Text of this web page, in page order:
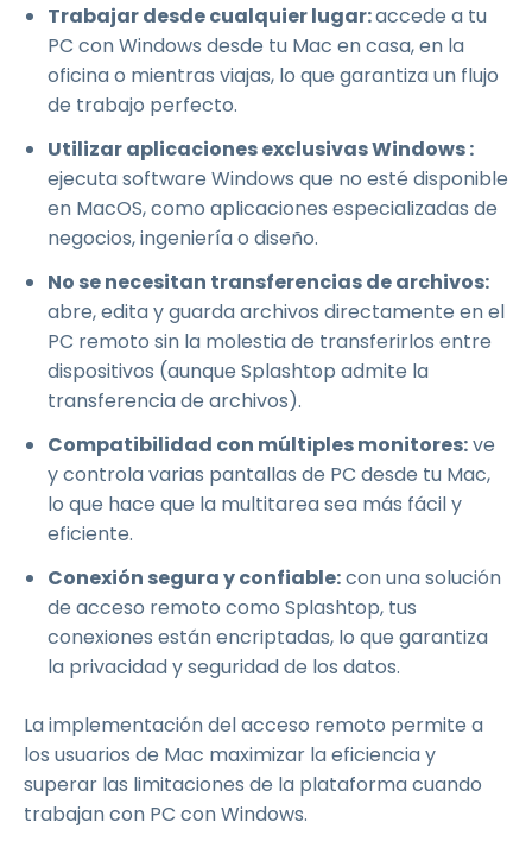
Trabajar desde cualquier lugar:accede a tu
PC con Windows desde tu Mac en casa, en la
oficina o mientras viajas, lo que garantiza un flujo
de trabajo perfecto.
Utilizar aplicaciones exclusivas Windows :
ejecuta software Windows que no esté disponible
en MacOS, como aplicaciones especializadas de
negocios, ingeniería o diseño.
No se necesitan transferencias de archivos:
abre, edita y guarda archivos directamente en el
PC remoto sin la molestia de transferirlos entre
dispositivos (aunque Splashtop admite la
transferencia de archivos).
Compatibilidad con múltiples monitores:ve
y controla varias pantallas de PC desde tu Mac,
lo que hace que la multitarea sea más fácil y
eficiente.
Conexión segura y confiable:con una solución
de acceso remoto como Splashtop, tus
conexiones están encriptadas, lo que garantiza
la privacidad y seguridad de los datos.
La implementación del acceso remoto permite a
los usuarios de Mac maximizar la eficiencia y
superar las limitaciones de la plataforma cuando
trabajan con PC con Windows.